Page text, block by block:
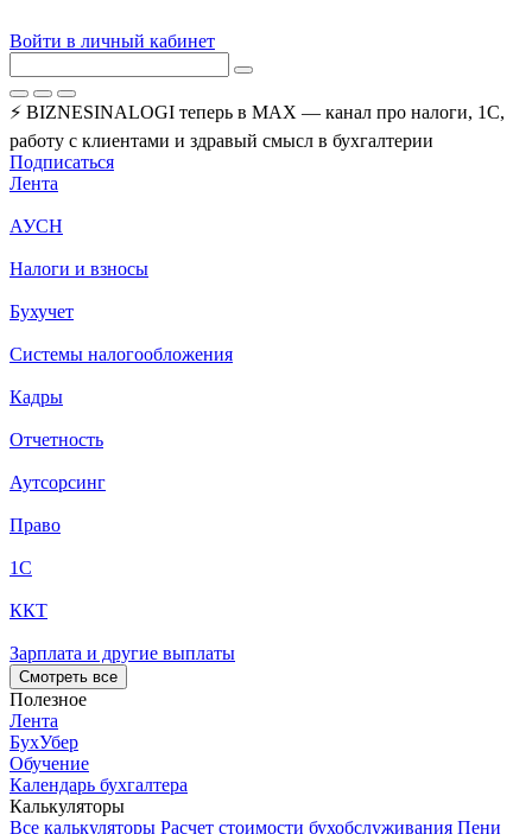
Войти в личный кабинет
⚡ BIZNESINALOGI теперь в MAX — канал про налоги, 1С,
работу с клиентами и здравый смысл в бухгалтерии
Подписаться
Лента
АУСН
Налоги и взносы
Бухучет
Системы налогообложения
Кадры
Отчетность
Аутсорсинг
Право
1С
ККТ
Зарплата и другие выплаты
Смотреть все
Полезное
Лента
БухУбер
Обучение
Календарь бухгалтера
Калькуляторы
Все калькуляторы Расчет стоимости бухобслуживания Пени